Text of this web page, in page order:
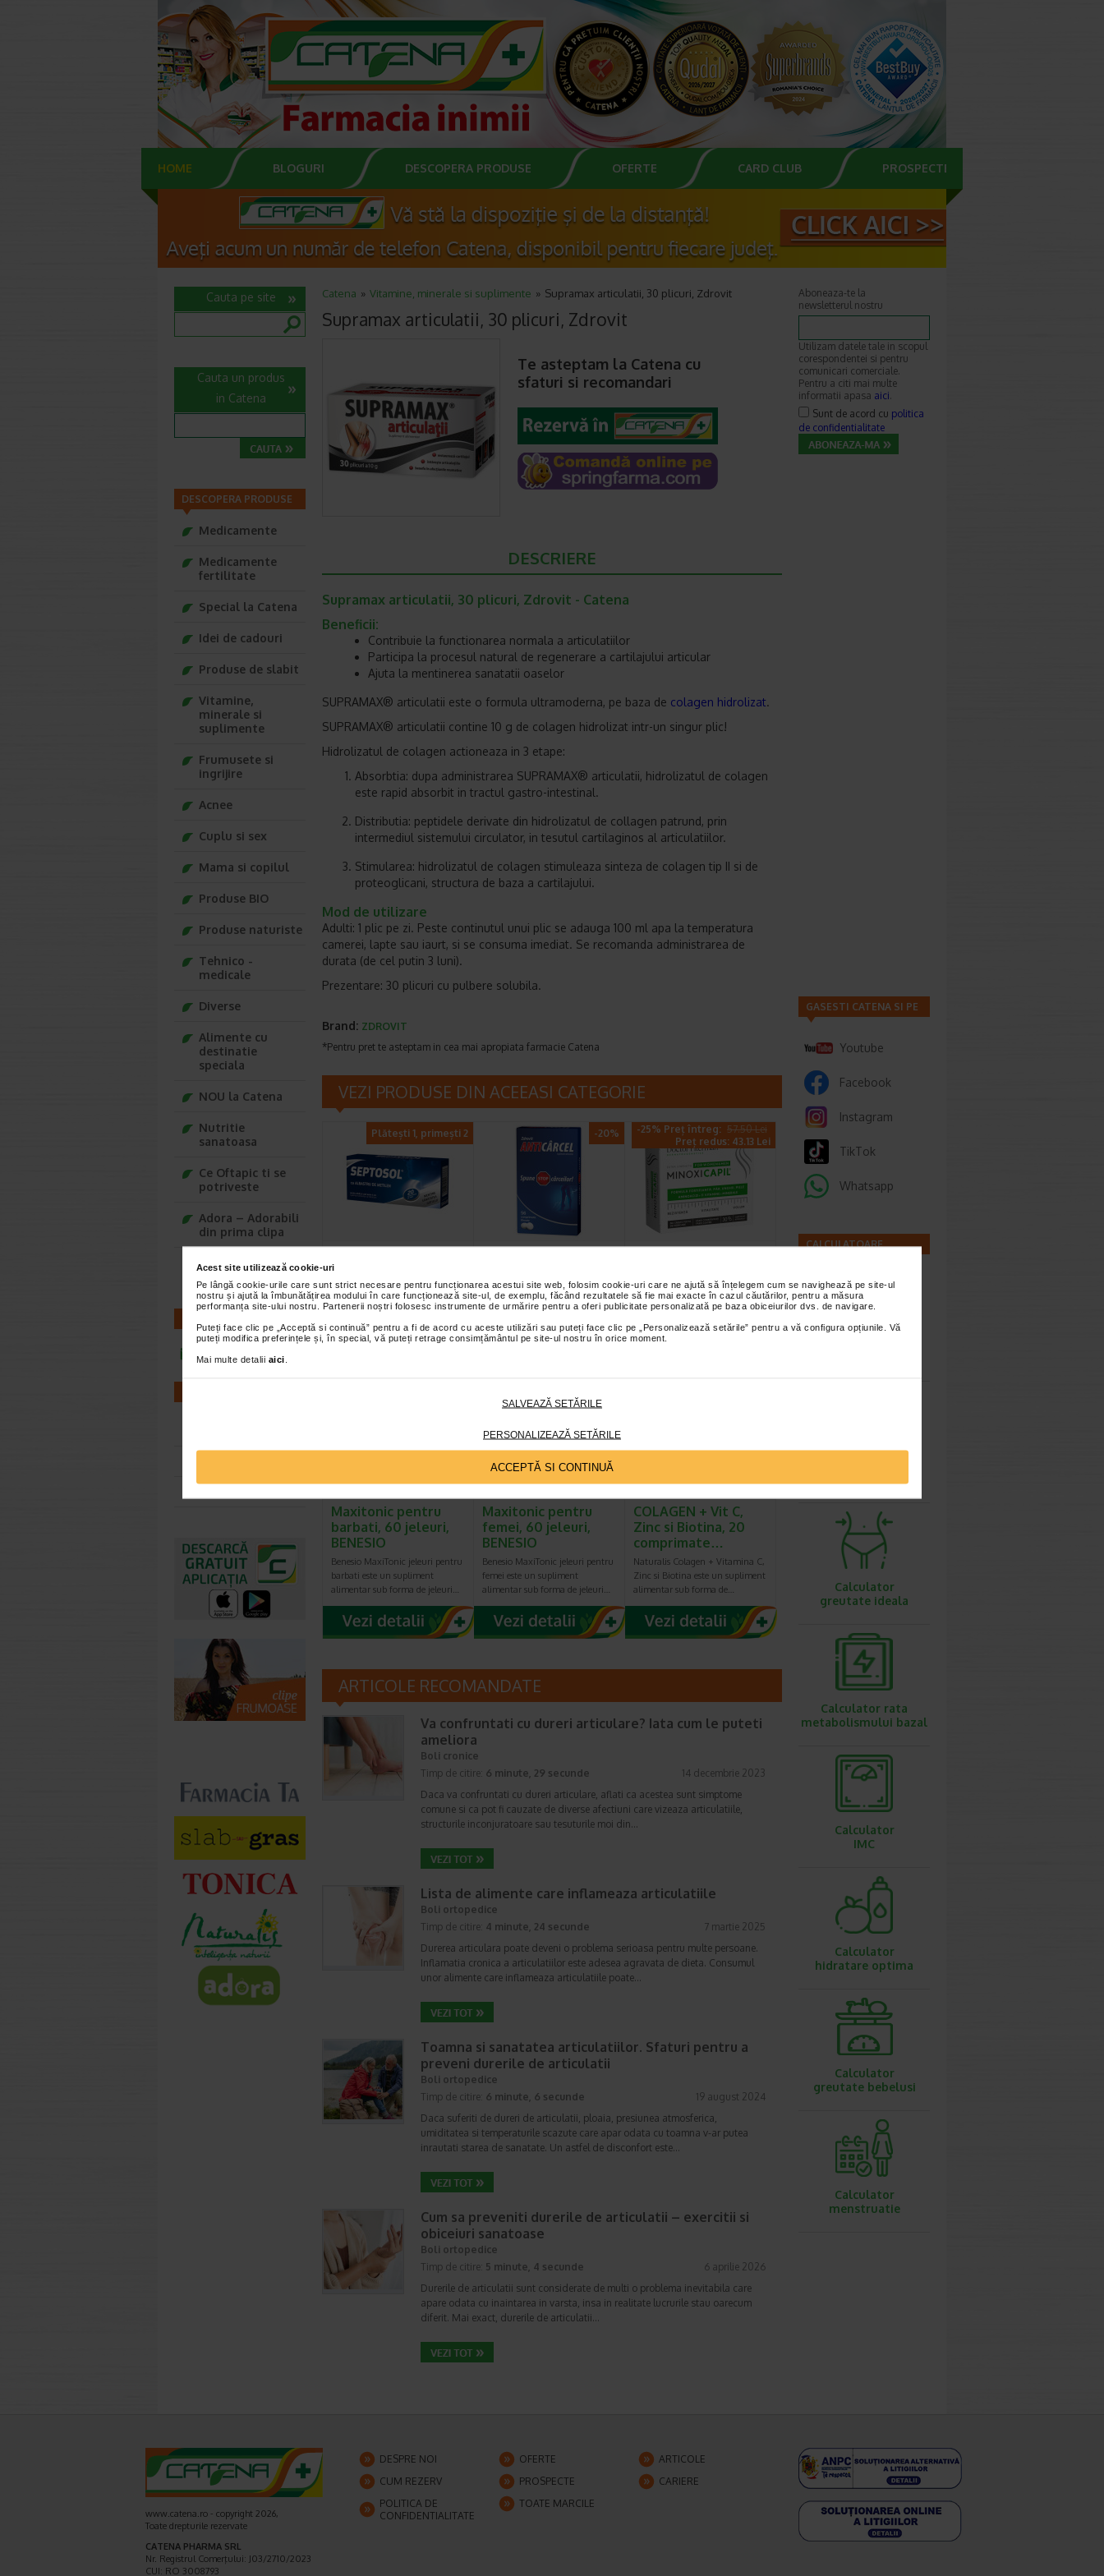
Acest site utilizează cookie-uri
Pe lângă cookie-urile care sunt strict necesare pentru funcționarea acestui site web, folosim cookie-uri care ne ajută să înțelegem cum se navighează pe site-ul
nostru și ajută la îmbunătățirea modului în care funcționează site-ul, de exemplu, făcând rezultatele să fie mai exacte în cazul căutărilor, pentru a măsura
performanța site-ului nostru. Partenerii noștri folosesc instrumente de urmărire pentru a oferi publicitate personalizată pe baza obiceiurilor dvs. de navigare.
Puteți face clic pe „Acceptă si continuă” pentru a fi de acord cu aceste utilizări sau puteți face clic pe „Personalizează setările” pentru a vă configura opțiunile. Vă
puteți modifica preferințele și, în special, vă puteți retrage consimțământul pe site-ul nostru în orice moment.
Mai multe detalii aici
SALVEAZĂ SETĂRILE
PERSONALIZEAZĂ SETĂRILE
ACCEPTĂ SI CONTINUĂ
HOME BLOGURI DESCOPERA PRODUSE OFERTE CARD CLUB PROSPECTE
Catena Vitamine, minerale si suplimente Supramax articulatii, 30 plicuri, Zdrovit
Supramax articulatii, 30 plicuri, Zdrovit
Te asteptam la Catena cu
sfaturi si recomandari
DESCRIERE
Supramax articulatii, 30 plicuri, Zdrovit - Catena
Beneficii:
Contribuie la functionarea normala a articulat­iilor
Participa la procesul natural de regenerare a cartilajului articular
Ajuta la mentinerea sanatatii oaselor
SUPRAMAX® articulat­ii este o formula ultramoderna, pe baza de colagen hidrolizat.
SUPRAMAX® articulat­ii cont­ine 10 g de colagen hidrolizat intr-un singur plic!
Hidrolizatul de colagen act­ioneaza in 3 etape:
Absorbt­ia: dupa administrarea SUPRAMAX® articulat­ii, hidrolizatul de colagen
este rapid absorbit in tractul gastro-intestinal.
Distribut­ia: peptidele derivate din hidrolizatul de collagen patrund, prin
intermediul sistemului circulator, in t­esutul cartilaginos al articulat­iilor.
Stimularea: hidrolizatul de colagen stimuleaza sinteza de colagen tip II si de
proteoglicani, structura de baza a cartilajului.
Mod de utilizare
Adulti: 1 plic pe zi. Peste continutul unui plic se adauga 100 ml apa la temperatura
camerei, lapte sau iaurt, si se consuma imediat. Se recomanda administrarea de
durata (de cel putin 3 luni).
Prezentare: 30 plicuri cu pulbere solubila.
Brand: ZDROVIT
*Pentru pret te asteptam in cea mai apropiata farmacie Catena
VEZI PRODUSE DIN ACEEASI CATEGORIE
Plătești 1, primești 2
de metilen, 20
comprimate de…
Septosol cu albastru de metilen
albastru de metilen ce…
-20%
Magneziul si vitamina B6
extenuarii, la metabolismul…
-25% Preț întreg: 57.50 Lei
Preț redus: 43.13 Lei
FITERMAN
Doctor Fiterman
fortifianta alcatuita din…
Maxitonic pentru
barbati, 60 jeleuri,
BENESIO
Benesio MaxiTonic jeleuri pentru
barbati este un supliment
alimentar sub forma de jeleuri…
Maxitonic pentru
femei, 60 jeleuri,
BENESIO
Benesio MaxiTonic jeleuri pentru
femei este un supliment
alimentar sub forma de jeleuri…
COLAGEN + Vit C,
Zinc si Biotina, 20
comprimate…
Naturalis Colagen + Vitamina C,
Zinc si Biotina este un supliment
alimentar sub forma de…
ARTICOLE RECOMANDATE
Va confruntati cu dureri articulare? Iata cum le puteti
ameliora
Boli cronice
Timp de citire: 6 minute, 29 secunde
14 decembrie 2023
Daca va confruntati cu dureri articulare, aflati ca acestea sunt simptome
comune si ca pot fi cauzate de diverse afectiuni care vizeaza articulatiile,
structurile inconjuratoare sau tesuturile moi din…
Lista de alimente care inflameaza articulatiile
Boli ortopedice
Timp de citire: 4 minute, 24 secunde
7 martie 2025
Durerea articulara poate deveni o problema serioasa pentru multe persoane.
Inflamatia cronica a articulatiilor este adesea agravata de dieta. Consumul
unor alimente care inflameaza articulatiile poate…
Toamna si sanatatea articulatiilor. Sfaturi pentru a
preveni durerile de articulatii
Boli ortopedice
Timp de citire: 6 minute, 6 secunde
19 august 2024
Daca suferiti de dureri de articulatii, ploaia, presiunea atmosferica,
umiditatea si temperaturile scazute care apar odata cu toamna v-ar putea
inrautati starea de sanatate. Un astfel de disconfort este…
Cum sa preveniti durerile de articulatii – exercitii si
obiceiuri sanatoase
Boli ortopedice
Timp de citire: 5 minute, 4 secunde
6 aprilie 2026
Durerile de articulatii sunt considerate de multi o problema inevitabila care
apare odata cu inaintarea in varsta, insa in realitate lucrurile stau oarecum
diferit. Mai exact, durerile de articulatii…
Cauta pe site
Cauta un produs
in Catena
DESCOPERA PRODUSE
Medicamente
Medicamente
fertilitate
Special la Catena
Idei de cadouri
Produse de slabit
Vitamine,
minerale si
suplimente
Frumusete si
ingrijire
Acnee
Cuplu si sex
Mama si copilul
Produse BIO
Produse naturiste
Tehnico -
medicale
Diverse
Alimente cu
destinatie
speciala
NOU la Catena
Nutritie
sanatoasa
Ce Oftapic ti se
potriveste
Adora – Adorabili
din prima clipa
Seturi cadou
infoline@catena.ro
Aboneaza-te la
newsletterul nostru
Utilizam datele tale in scopul
corespondentei si pentru
comunicari comerciale.
Pentru a citi mai multe
informatii apasa aici.
Sunt de acord cu politica
de confidentialitate
GASESTI CATENA SI PE
Youtube
Facebook
Instagram
TikTok
Whatsapp
CALCULATOARE
Calculator
greutate ideala
Calculator rata
metabolismului bazal
Calculator
IMC
Calculator
hidratare optima
Calculator
greutate bebelusi
Calculator
menstruatie
www.catena.ro - copyright 2026,
Toate drepturile rezervate
CATENA PHARMA SRL
Nr. Registrul Comerţului: J03/2710/2023
CUI: RO 3008793
DESPRE NOI OFERTE
ARTICOLE
CUM REZERV
PROSPECTE
CARIERE
POLITICA DE
CONFIDENTIALITATE
TOATE MARCILE